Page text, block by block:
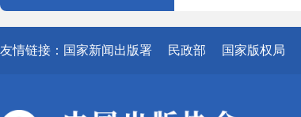
友情链接： 国家新闻出版署 民政部 国家版权局